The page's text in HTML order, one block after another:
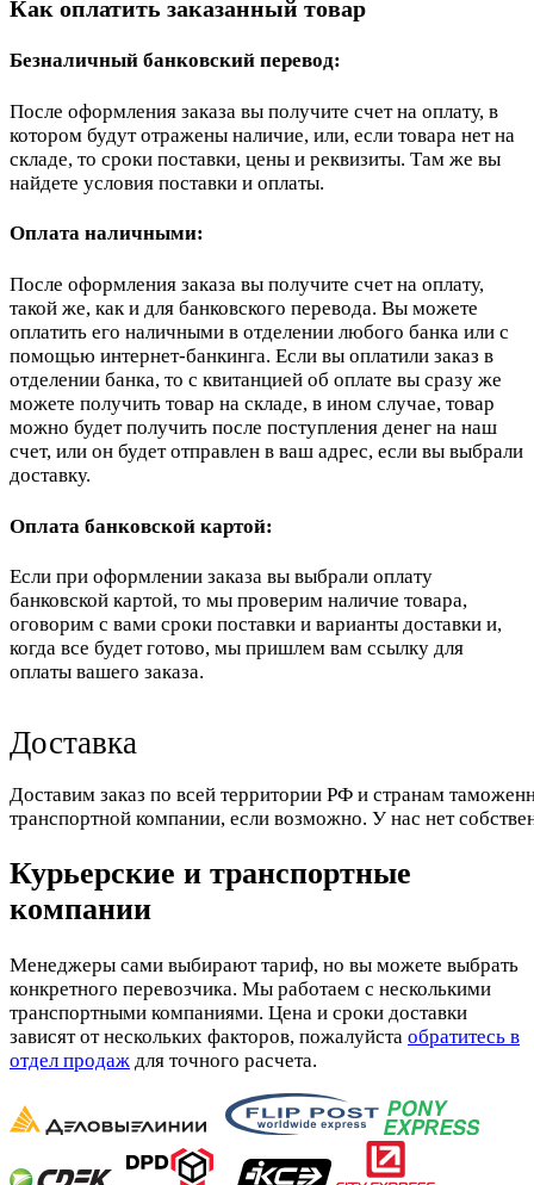
Как оплатить заказанный товар
Безналичный банковский перевод:
После оформления заказа вы получите счет на оплату, в
котором будут отражены наличие, или, если товара нет на
складе, то сроки поставки, цены и реквизиты. Там же вы
найдете условия поставки и оплаты.
Оплата наличными:
После оформления заказа вы получите счет на оплату,
такой же, как и для банковского перевода. Вы можете
оплатить его наличными в отделении любого банка или с
помощью интернет-банкинга. Если вы оплатили заказ в
отделении банка, то с квитанцией об оплате вы сразу же
можете получить товар на складе, в ином случае, товар
можно будет получить после поступления денег на наш
счет, или он будет отправлен в ваш адрес, если вы выбрали
доставку.
Оплата банковской картой:
Если при оформлении заказа вы выбрали оплату
банковской картой, то мы проверим наличие товара,
оговорим с вами сроки поставки и варианты доставки и,
когда все будет готово, мы пришлем вам ссылку для
оплаты вашего заказа.
Доставка
Доставим заказ по всей территории РФ и странам
транспортной компании, если возможно. У нас нет
Курьерские и транспортные
компании
Менеджеры сами выбирают тариф, но вы можете выбрать
конкретного перевозчика. Мы работаем с несколькими
транспортными компаниями. Цена и сроки доставки
зависят от нескольких факторов, пожалуйста обратитесь в
отдел продаж для точного расчета.